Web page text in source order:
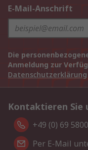
E-Mail-Anschrift
Die
Anmeldung zur
Datenschutzerklärung
Kontaktieren Sie
+49 (0) 69
Per E-Mail